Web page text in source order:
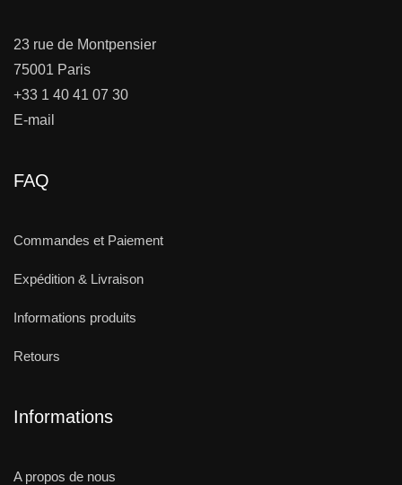
23 rue de Montpensier
75001 Paris
+33 1 40 41 07 30
E-mail
FAQ
Commandes et Paiement
Expédition & Livraison
Informations produits
Retours
Informations
A propos de nous